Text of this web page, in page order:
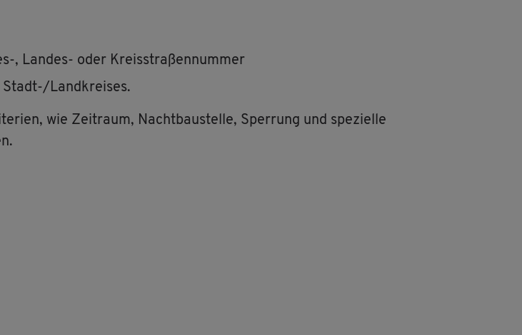
, Lan­des- oder Kreis­stra­ßen­num­mer
Stadt-/Land­krei­ses.
wie Zeit­raum, Nacht­bau­stel­le, Sper­rung und spe­zi­el­le